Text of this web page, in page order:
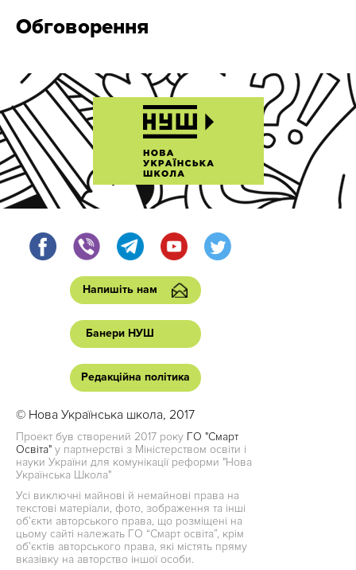
Обговорення
Напишіть нам
Банери НУШ
Редакційна політика
© Нова Українська школа, 2017
Проект був створений 2017 року ГО "Смарт
Освіта" у партнерстві з Міністерством освіти і
науки України для комунікації реформи "Нова
Українська Школа"
Усі виключні майнові й немайнові права на
текстові матеріали, фото, зображення та інші
об’єкти авторського права, що розміщені на
цьому сайті належать ГО “Смарт освіта”, крім
об’єктів авторського права, які містять пряму
вказівку на авторство іншої особи.